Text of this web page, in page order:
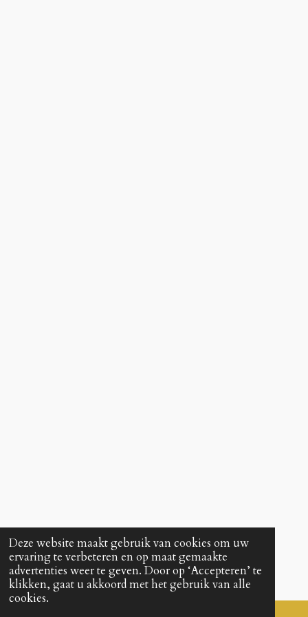
Deze website maakt gebruik van cookies om uw
ervaring te verbeteren en op maat gemaakte
advertenties weer te geven. Door op ‘Accepteren’ te
klikken, gaat u akkoord met het gebruik van alle
cookies.